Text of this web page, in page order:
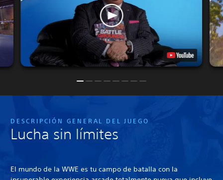
DESCRIPCIÓN GENERAL DEL JUEGO
Lucha sin límites
El mundo de la WWE es tu campo de batalla con la